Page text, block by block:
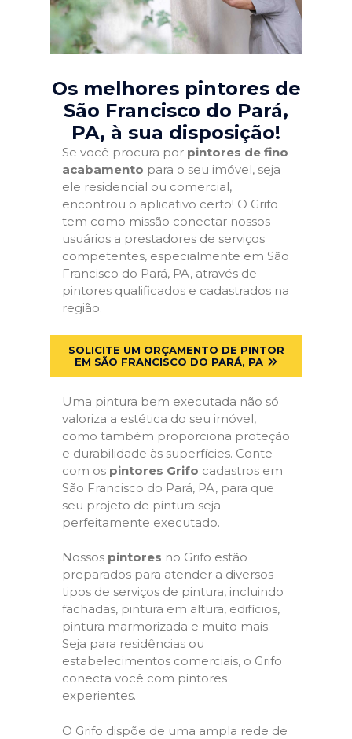
Os melhores pintores de
São Francisco do Pará,
PA, à sua disposição!
Se você procura por pintores de fino
acabamento para o seu imóvel, seja
ele residencial ou comercial,
encontrou o aplicativo certo! O Grifo
tem como missão conectar nossos
usuários a prestadores de serviços
competentes, especialmente em São
Francisco do Pará, PA, através de
pintores qualificados e cadastrados na
região.
SOLICITE UM ORÇAMENTO DE PINTOR
EM SÃO FRANCISCO DO PARÁ, PA
Uma pintura bem executada não só
valoriza a estética do seu imóvel,
como também proporciona proteção
e durabilidade às superfícies. Conte
com os pintores Grifo cadastros em
São Francisco do Pará, PA, para que
seu projeto de pintura seja
perfeitamente executado.
Nossos pintores no Grifo estão
preparados para atender a diversos
tipos de serviços de pintura, incluindo
fachadas, pintura em altura, edifícios,
pintura marmorizada e muito mais.
Seja para residências ou
estabelecimentos comerciais, o Grifo
conecta você com pintores
experientes.
O Grifo dispõe de uma ampla rede de